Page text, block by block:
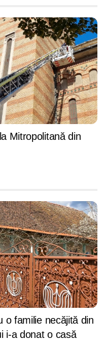
Mitropolitană din
o familie necăjită din
i-a donat o casă